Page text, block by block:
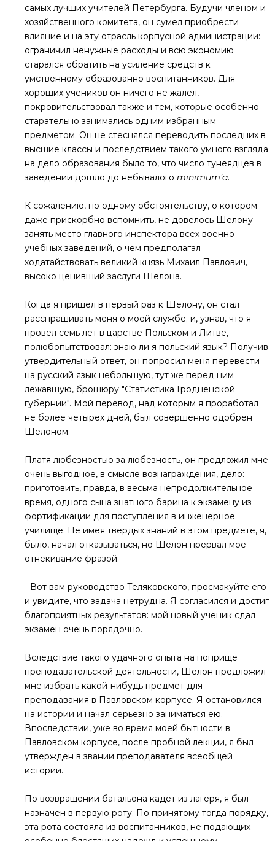
самых лучших учителей Петербурга. Будучи членом и
хозяйственного комитета, он сумел приобрести
влияние и на эту отрасль корпусной администрации:
ограничил ненужные расходы и всю экономию
старался обратить на усиление средств к
умственному образованно воспитанников. Для
хороших учеников он ничего не жалел,
покровительствовал также и тем, которые особенно
старательно занимались одним избранным
предметом. Он не стеснялся переводить последних в
высшие классы и последствием такого умного взгляда
на дело образования было то, что число тунеядцев в
заведении дошло до небывалого minimum’a.
К сожалению, по одному обстоятельству, о котором
даже прискорбно вспомнить, не довелось Шелону
занять место главного инспектора всех военно-
учебных заведений, о чем предполагал
ходатайствовать великий князь Михаил Павлович,
высоко ценивший заслуги Шелона.
Когда я пришел в первый раз к Шелону, он стал
расспрашивать меня о моей службе; и, узнав, что я
провел семь лет в царстве Польском и Литве,
полюбопытствовал: знаю ли я польский язык? Получив
утвердительный ответ, он попросил меня перевести
на русский язык небольшую, тут же перед ним
лежавшую, брошюру "Статистика Гродненской
губернии". Мой перевод, над которым я проработал
не более четырех дней, был совершенно одобрен
Шелоном.
Платя любезностью за любезность, он предложил мне
очень выгодное, в смысле вознаграждения, дело:
приготовить, правда, в весьма непродолжительное
время, одного сына знатного барина к экзамену из
фортификации для поступления в инженерное
училище. Не имея твердых знаний в этом предмете, я,
было, начал отказываться, но Шелон прервал мое
отнекивание фразой:
- Вот вам руководство Теляковского, просмакуйте его
и увидите, что задача нетрудна. Я согласился и достиг
благоприятных результатов: мой новый ученик сдал
экзамен очень порядочно.
Вследствие такого удачного опыта на поприще
преподавательской деятельности, Шелон предложил
мне избрать какой-нибудь предмет для
преподавания в Павловском корпусе. Я остановился
на истории и начал серьезно заниматься ею.
Впоследствии, уже во время моей бытности в
Павловском корпусе, после пробной лекции, я был
утвержден в звании преподавателя всеобщей
истории.
По возвращении батальона кадет из лагеря, я был
назначен в первую роту. По принятому тогда порядку,
эта рота состояла из воспитанников, не подающих